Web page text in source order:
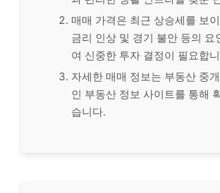
매매 가격은 최근 상승세를 보
금리 인상 및 경기 불안 등의 요
여 신중한 투자 결정이 필요합
자세한 매매 정보는 부동산 중
인 부동산 정보 사이트를 통해
습니다.